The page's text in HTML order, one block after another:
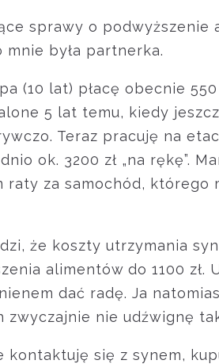
sprawy o podwyższenie
była partnerka.
(10 lat) płacę obecnie 550
5 lat temu, kiedy
Teraz pracuję na
ok. 3200 zł „na rękę”.
raty za samochód, którego
że koszty utrzymania
alimentów do 1100 zł.
dać radę. Ja
zwyczajnie nie udźwignę
kontaktuję się z synem,